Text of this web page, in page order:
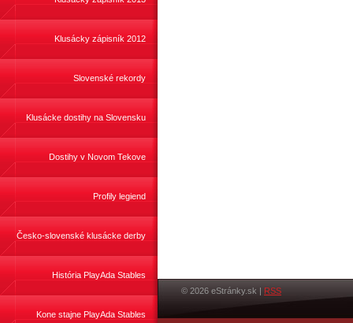
Klusácky zápisník 2012
Slovenské rekordy
Klusácke dostihy na Slovensku
Dostihy v Novom Tekove
Profily legiend
Česko-slovenské klusácke derby
História PlayAda Stables
Kone stajne PlayAda Stables
© 2026 eStránky.sk RSS